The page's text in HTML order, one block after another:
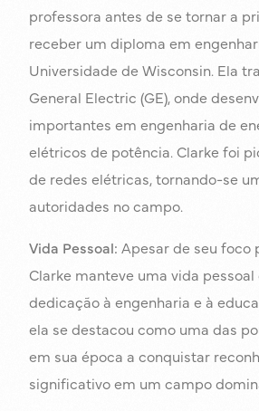
professora antes de se tornar a
receber um diploma em
Universidade de Wisconsin. Ela
General Electric (GE), onde
importantes em engenharia de
elétricos de potência. Clarke foi
de redes elétricas, tornando-se
autoridades no campo.
Vida Pessoal: Apesar de seu foco
Clarke manteve uma vida pessoal
dedicação à engenharia e à
ela se destacou como uma das
em sua época a conquistar
significativo em um campo